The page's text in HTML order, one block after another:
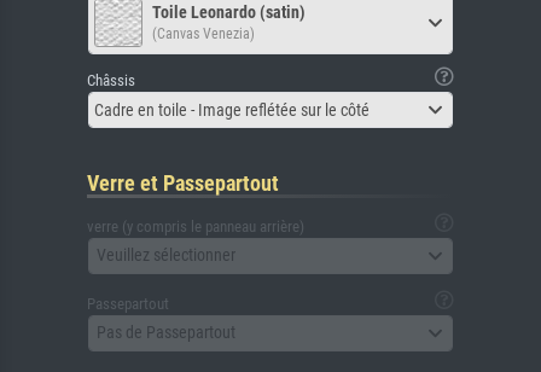
Toile Leonardo (satin)
(Canvas Venezia)
Châssis
Cadre en toile - Image reflétée sur le côté
Verre et Passepartout
verre (y compris le panneau arrière)
Veuillez sélectionner
Passepartout
Pas de Passepartout